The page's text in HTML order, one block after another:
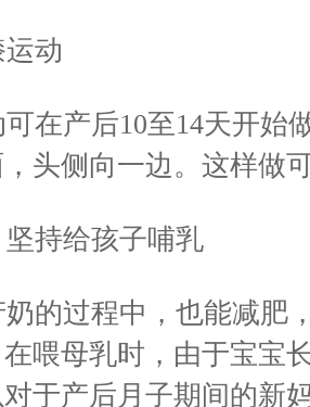
动
在产后10至14天开始
头侧向一边。这样做
持给孩子哺乳
的过程中，也能减肥
喂母乳时，由于宝宝
于产后月子期间的新